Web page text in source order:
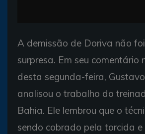
A demissão de Doriva não
surpresa. Em seu comentário
desta segunda-feira,
analisou o trabalho do
Bahia. Ele lembrou que o
sendo cobrado pela torcida e